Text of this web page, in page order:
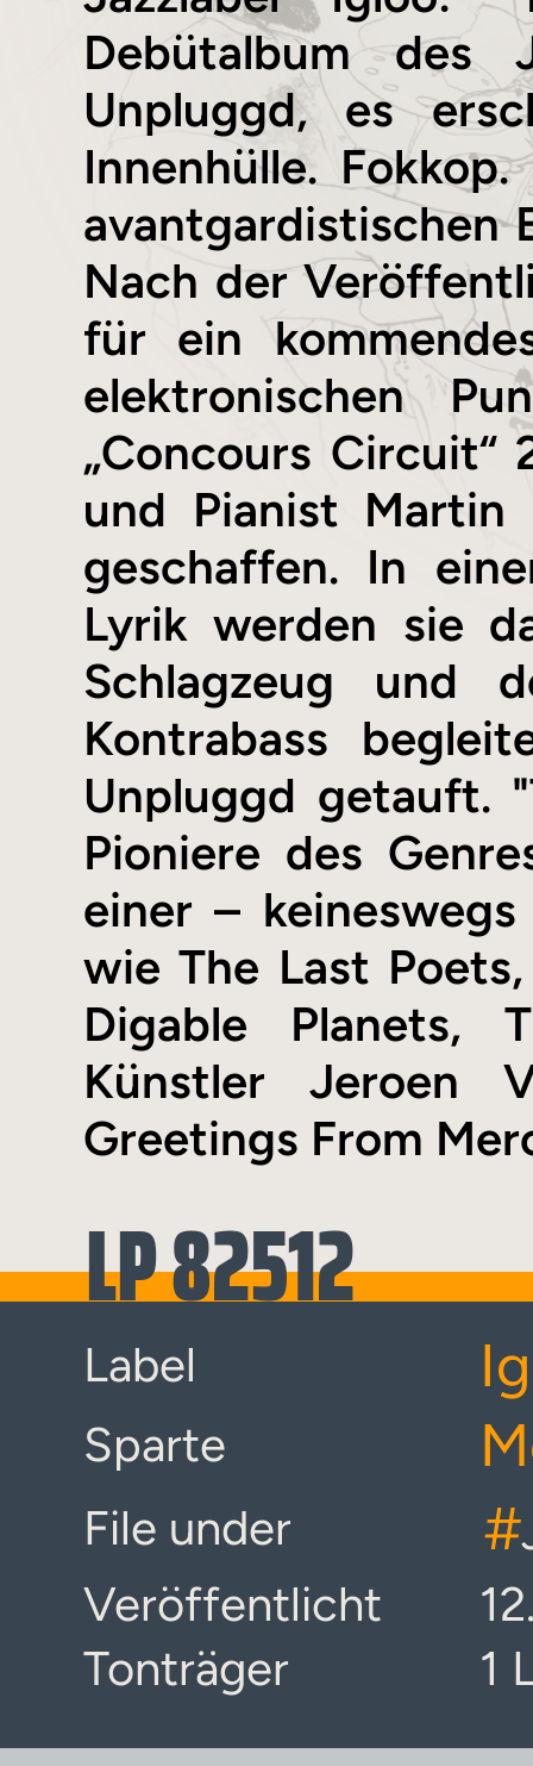
Debütalbum des
Unpluggd, es
Innenhülle.
avantgardistischen
Nach der
für ein
elektronischen
„Concours Circuit“
und Pianist Martin
geschaffen. In
Lyrik werden sie
Schlagzeug und
Kontrabass
Unpluggd getauft.
Pioniere des
einer –
wie The Last
Digable Planets,
Künstler Jeroen
Greetings From
LP 82512
Label
Sparte
File under #
Veröffentlicht
Tonträger
1